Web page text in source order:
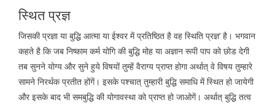
स्थित प्रज्ञ
जिसकी प्रज्ञा या बुद्धि आत्मा या ईश्वर में प्रतिष्ठित है वह स्थिति प्रज्ञ’ है। भगवान
कहते है कि जब निष्काम कर्म योगि की बुद्धि मोह या अज्ञान रूपी पाप को छोड देगी
तब सुनने योग्य और सुने हुये विषयों तुम्हें वैराग्य प्राप्त होगा अर्थात् वे विषय तुम्हारे
सामने निरर्थक प्रतीत होंगें। इसके पश्चात् तुम्हारी बुद्धि समाधि में स्थित हो जायेगी
और इसके बाद भी समबुद्धि की योगावस्था को प्राप्त हो जाओगें। अर्थात् बुद्धि तत्व